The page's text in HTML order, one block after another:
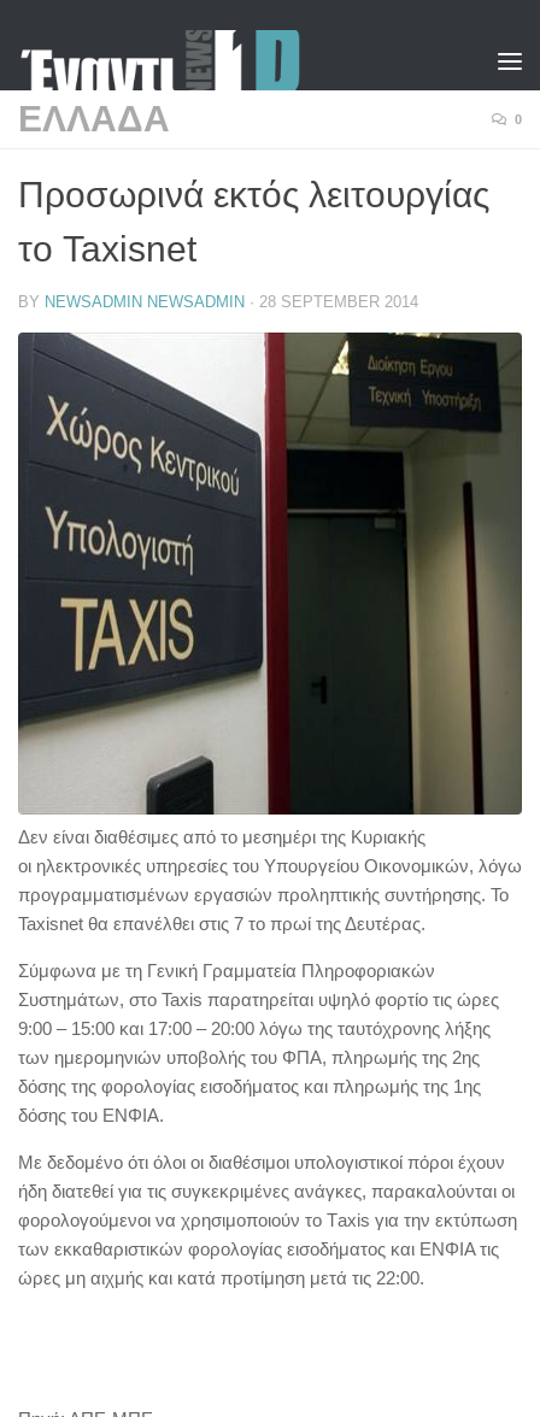
ΕΛΛΑΔΑ 0
Προσωρινά εκτός λειτουργίας
το Taxisnet
BY NEWSADMIN NEWSADMIN · 28 SEPTEMBER 2014
Δεν είναι διαθέσιμες από το μεσημέρι της Κυριακής
οι ηλεκτρονικές υπηρεσίες του Υπουργείου Οικονομικών, λόγω
προγραμματισμένων εργασιών προληπτικής συντήρησης. Το
Taxisnet θα επανέλθει στις 7 το πρωί της Δευτέρας.
Σύμφωνα με τη Γενική Γραμματεία Πληροφοριακών
Συστημάτων, στο Taxis παρατηρείται υψηλό φορτίο τις ώρες
9:00 – 15:00 και 17:00 – 20:00 λόγω της ταυτόχρονης λήξης
των ημερομηνιών υποβολής του ΦΠΑ, πληρωμής της 2ης
δόσης της φορολογίας εισοδήματος και πληρωμής της 1ης
δόσης του ΕΝΦΙΑ.
Με δεδομένο ότι όλοι οι διαθέσιμοι υπολογιστικοί πόροι έχουν
ήδη διατεθεί για τις συγκεκριμένες ανάγκες, παρακαλούνται οι
φορολογούμενοι να χρησιμοποιούν το Τaxis για την εκτύπωση
των εκκαθαριστικών φορολογίας εισοδήματος και ΕΝΦΙΑ τις
ώρες μη αιχμής και κατά προτίμηση μετά τις 22:00.